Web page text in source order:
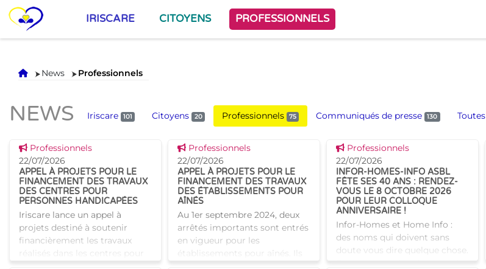
IRISCARE CITOYENS PROFESSIONNELS
Accueil
News Professionnels
NEWS Iriscare 101 Citoyens 20 Professionnels 75 Communiqués de presse 130 Toutes
Voir cette news
Professionnels
22/07/2026
APPEL À PROJETS POUR LE
FINANCEMENT DES TRAVAUX
DES CENTRES POUR
PERSONNES HANDICAPÉES
Iriscare lance un appel à
projets destiné à soutenir
financièrement les travaux
réalisés dans les centres pour
Voir cette news
Professionnels
22/07/2026
APPEL À PROJETS POUR LE
FINANCEMENT DES TRAVAUX
DES ÉTABLISSEMENTS POUR
AÎNÉS
Au 1er septembre 2024, deux
arrêtés importants sont entrés
en vigueur pour les
établissements pour aînés. Ils
Voir cette news
Professionnels
22/07/2026
INFOR-HOMES-INFO ASBL
FÊTE SES 40 ANS : RENDEZ-
VOUS LE 8 OCTOBRE 2026
POUR LEUR COLLOQUE
ANNIVERSAIRE !
Infor-Homes et Home Info :
des noms qui doivent sans
doute vous dire quelque chose.
Et pour cause, l’asbl, subsidiée